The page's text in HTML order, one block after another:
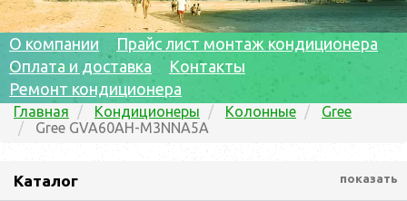
О компании
Прайс лист монтаж кондиционера
Оплата и доставка
Контакты
Ремонт кондиционера
Главная Кондиционеры Колонные
Gree
Gree GVA60AH-M3NNA5A
Каталог показать